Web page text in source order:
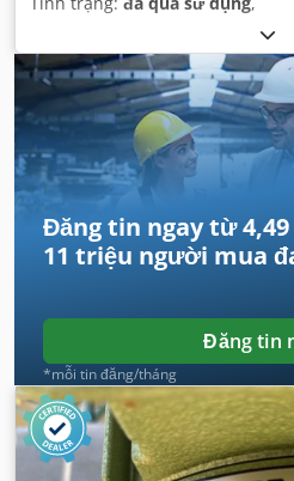
Đăng tin ngay từ 4,49
11 triệu người mua
Đăng tin
*mỗi tin đăng/tháng